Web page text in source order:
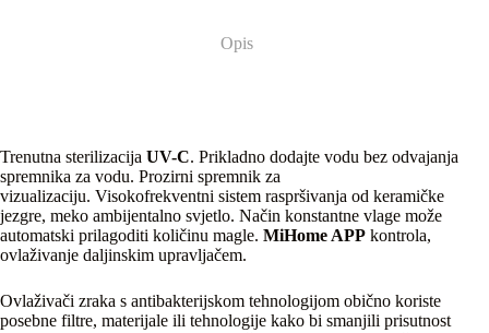
Opis
Trenutna sterilizacija UV-C. Prikladno dodajte vodu bez odvajanja
spremnika za vodu. Prozirni spremnik za
vizualizaciju. Visokofrekventni sistem raspršivanja od keramičke
jezgre, meko ambijentalno svjetlo. Način konstantne vlage može
automatski prilagoditi količinu magle. MiHome APP kontrola,
ovlaživanje daljinskim upravljačem.
Ovlaživači zraka s antibakterijskom tehnologijom obično koriste
posebne filtre, materijale ili tehnologije kako bi smanjili prisutnost